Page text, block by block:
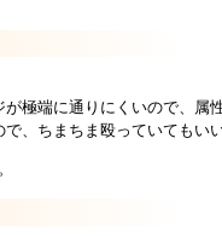
極端に通りにくいので、属
、ちまちま殴っていてもい